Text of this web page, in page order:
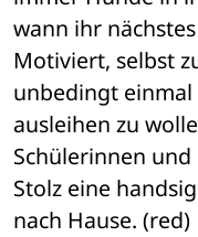
wann ihr
Motiviert, selbst
unbedingt
ausleihen zu
Schülerinnen
Stolz eine
nach Hause. (red)